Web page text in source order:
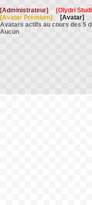
[Administrateur]
[Olydri
[Avatar Premium]
[Avatar]
Avatars actifs au cours des 5
Aucun